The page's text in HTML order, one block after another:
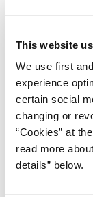
This website
We use first
experience
certain social
changing or
“Cookies” at
read more
details” below.
borgerne
Naalakkersuisoq
Det er et
vilkår, der
følger det
statens